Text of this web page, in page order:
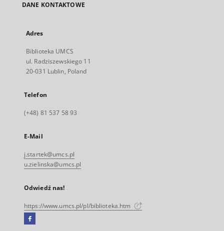
DANE KONTAKTOWE
Adres
Biblioteka UMCS
ul. Radziszewskiego 11
20-031 Lublin, Poland
Telefon
(+48) 81 537 58 93
E-Mail
j.startek@umcs.pl
u.zielinska@umcs.pl
Odwiedź nas!
https://www.umcs.pl/pl/biblioteka.htm
Facebook